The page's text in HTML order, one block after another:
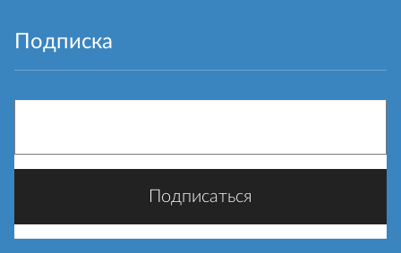
Подписка